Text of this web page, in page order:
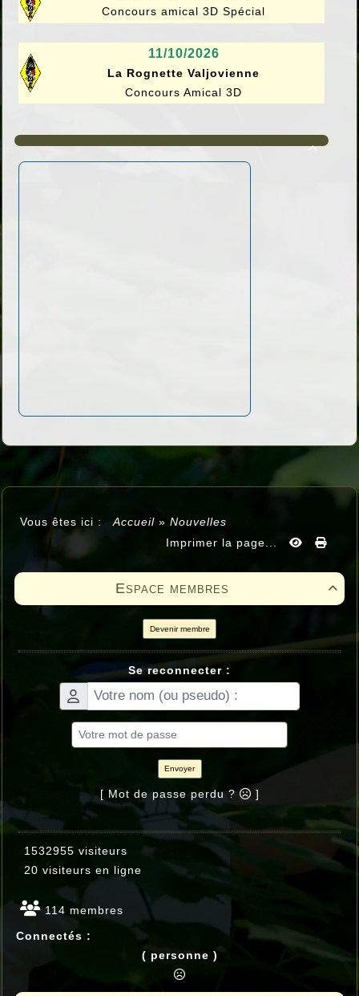
Concours amical 3D Spécial
11/10/2026
La Rognette Valjovienne
Concours Amical 3D

Vous êtes ici : Accueil » Nouvelles
Imprimer la page...

Espace membres
Devenir membre
Se reconnecter :
Envoyer
[ Mot de passe perdu ? ]
1532955 visiteurs
20 visiteurs en ligne
114 membres
Connectés :
( personne )